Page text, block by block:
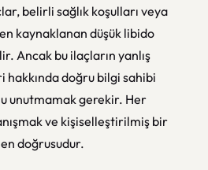
belirli sağlık koşulları veya
kaynaklanan düşük libido
Ancak bu ilaçların yanlış
hakkında doğru bilgi sahibi
unutmamak gerekir. Her
ve kişiselleştirilmiş bir
doğrusudur.